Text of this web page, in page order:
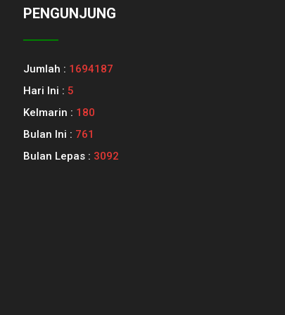
PENGUNJUNG
Jumlah : 1694187
Hari Ini : 5
Kelmarin : 180
Bulan Ini : 761
Bulan Lepas : 3092